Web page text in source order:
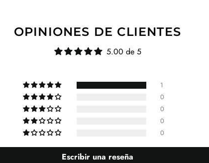
OPINIONES DE CLIENTES
5.00 de 5
1
0
0
0
0
Escribir una reseña